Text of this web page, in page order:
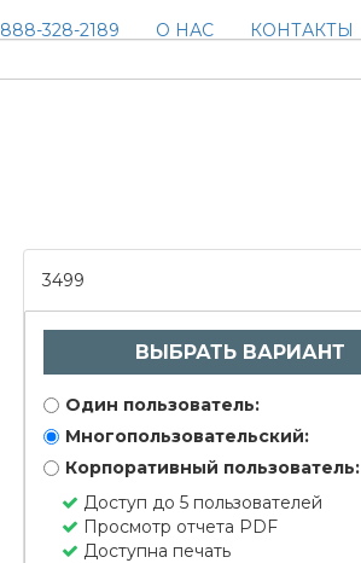
888-328-2189
О НАС КОНТАКТЫ
3499
ВЫБРАТЬ ВАРИАНТ
Один пользователь:
Многопользовательский:
Корпоративный пользователь:
Доступ до 5 пользователей
Просмотр отчета PDF
Доступна печать